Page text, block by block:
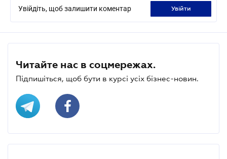
Увійдіть, щоб залишити коментар увійти
Читайте нас в соцмережах.
Підпишіться, щоб бути в курсі усіх бізнес-новин.